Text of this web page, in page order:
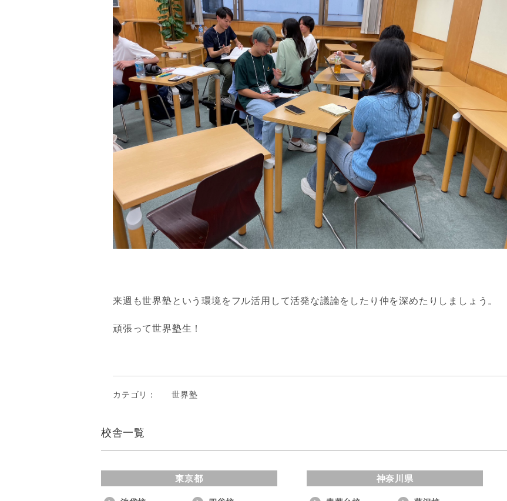
来週も世界塾という環境をフル活用して活発な議論をしたり仲を深めたりしましょう。
頑張って世界塾生！
カテゴリ： 世界塾
校舎一覧
東京都 神奈川県